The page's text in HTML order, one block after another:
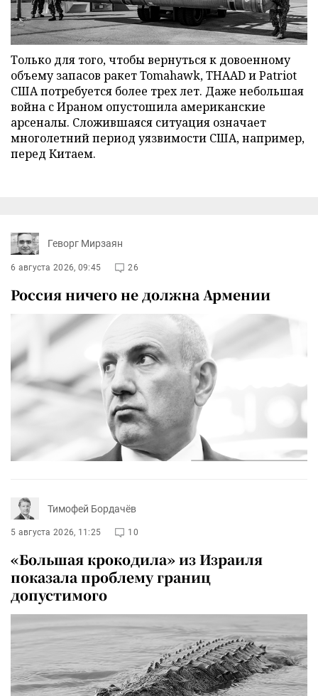
Только для того, чтобы вернуться к довоенному
объему запасов ракет Tomahawk, THAAD и Patriot
США потребуется более трех лет. Даже небольшая
война с Ираном опустошила американские
арсеналы. Сложившаяся ситуация означает
многолетний период уязвимости США, например,
перед Китаем.
Геворг Мирзаян
6 августа 2026, 09:45 26
Россия ничего не должна Армении
Тимофей Бордачёв
5 августа 2026, 11:25 10
«Большая крокодила» из Израиля
показала проблему границ
допустимого